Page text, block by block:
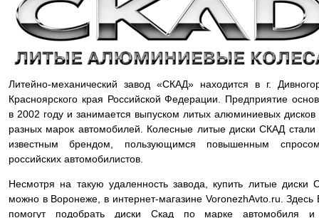
Литейно-механический завод «СКАД» находится в г.
Красноярского края Российской Федерации. Предприятие
в 2002 году и занимается выпуском литых алюминиевых дисков
разных марок автомобилей. Колесные литые диски СКАД стали
известным брендом, пользующимся повышенным
российских автомобилистов.
Несмотря на такую удаленность завода, купить литые диски
можно в Воронеже, в интернет-магазине VoronezhAvto.ru. Здесь
помогут подобрать диски Скад по марке автомобиля